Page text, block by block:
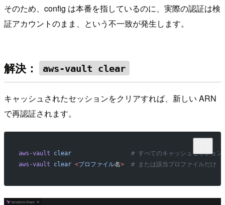
そのため、config は本番を指しているのに、実際の認証は検
証アカウントのまま、という不一致が発生します。
解決： aws-vault clear
キャッシュされたセッションをクリアすれば、新しい ARN
で再認証されます。
aws-vault clear
# すべてのキャッシュセッション
aws-vault clear <プロファイル名>
  # または該当プロファイルだけ